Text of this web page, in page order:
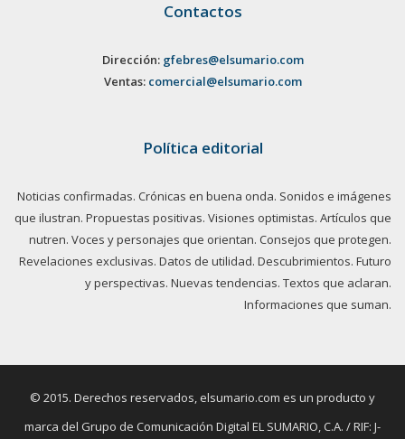
Contactos
Dirección: gfebres@elsumario.com
Ventas: comercial@elsumario.com
Política editorial
Noticias confirmadas. Crónicas en buena onda. Sonidos e imágenes
que ilustran. Propuestas positivas. Visiones optimistas. Artículos que
nutren. Voces y personajes que orientan. Consejos que protegen.
Revelaciones exclusivas. Datos de utilidad. Descubrimientos. Futuro
y perspectivas. Nuevas tendencias. Textos que aclaran.
Informaciones que suman.
© 2015. Derechos reservados, elsumario.com es un producto y
marca del Grupo de Comunicación Digital EL SUMARIO, C.A. / RIF: J-